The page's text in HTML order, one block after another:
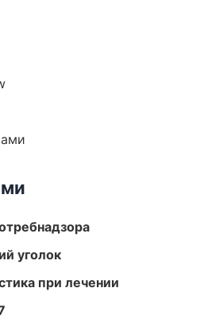
уголок
при лечении